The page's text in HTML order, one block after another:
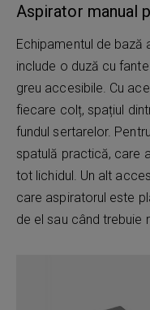
Aspirator manual
Echipamentul de bază
include o duză cu
greu accesibile. Cu
fiecare colț, spațiul
fundul sertarelor.
spatulă practică, care
tot lichidul. Un alt
care aspiratorul este
de el sau când trebuie